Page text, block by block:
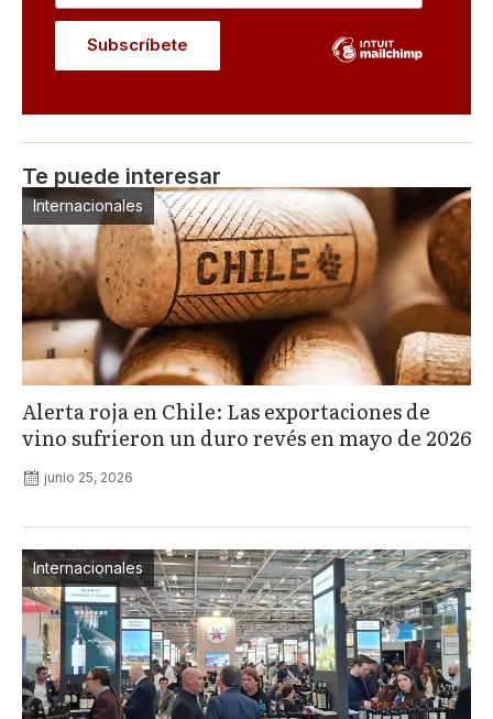
Te puede interesar
Internacionales
Alerta roja en Chile: Las exportaciones de
vino sufrieron un duro revés en mayo de 2026
junio 25, 2026
Internacionales